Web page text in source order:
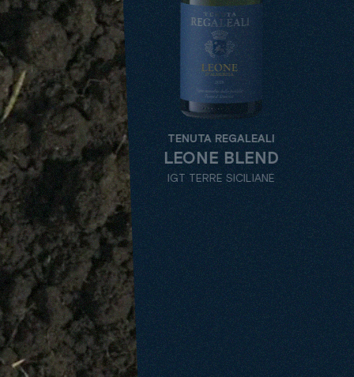
TENUTA REGALEALI
LEONE BLEND
IGT TERRE SICILIANE
PINOT BIANCO
ALL TENUTE